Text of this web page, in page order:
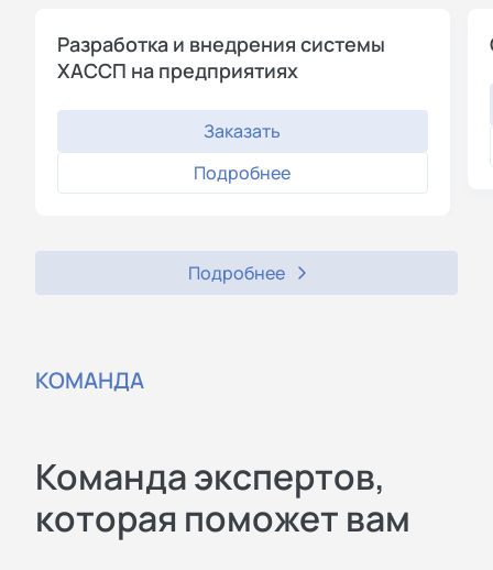
Разработка и внедрения системы
ХАССП на предприятиях
Заказать
Подробнее
Подробнее
КОМАНДА
Команда экспертов,
которая поможет вам